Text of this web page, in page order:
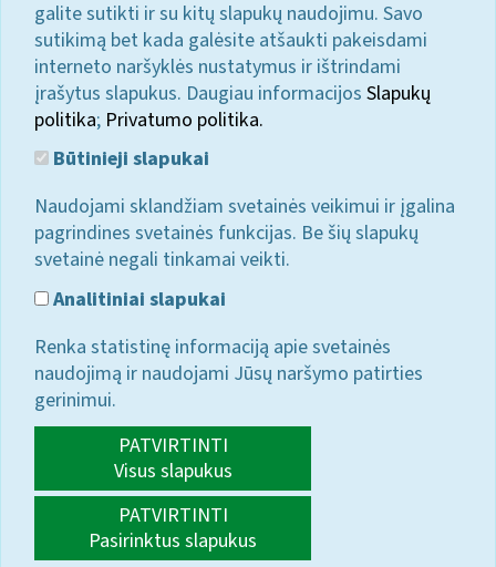
galite sutikti ir su kitų slapukų naudojimu. Savo
sutikimą bet kada galėsite atšaukti pakeisdami
interneto naršyklės nustatymus ir ištrindami
įrašytus slapukus. Daugiau informacijos Slapukų
politika; Privatumo politika.
Būtinieji slapukai
Naudojami sklandžiam svetainės veikimui ir įgalina
pagrindines svetainės funkcijas. Be šių slapukų
svetainė negali tinkamai veikti.
Analitiniai slapukai
Renka statistinę informaciją apie svetainės
naudojimą ir naudojami Jūsų naršymo patirties
gerinimui.
PATVIRTINTI
Visus slapukus
PATVIRTINTI
Pasirinktus slapukus